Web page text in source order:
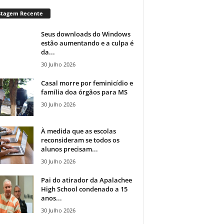
Recente
Seus downloads do Windows
estão aumentando e a culpa é
da...
30 Julho 2026
Casal morre por feminicídio e
família doa órgãos para MS
30 Julho 2026
À medida que as escolas
reconsideram se todos os
alunos precisam...
30 Julho 2026
Pai do atirador da Apalachee
High School condenado a 15
anos...
30 Julho 2026